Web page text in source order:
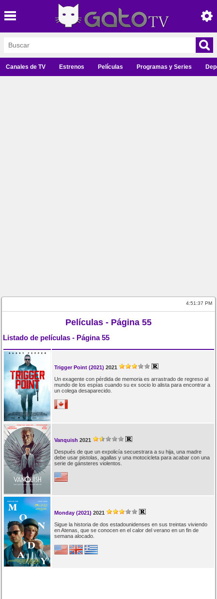
Canales de TV Estrenos Películas Programas y Series
4:51:37 PM
Películas - Página 55
Listado de películas - Página 55
Trigger Point (2021) 2021
Un exagente con pérdida de memoria es arrastrado de regreso al
mundo de los espías cuando su ex socio lo alista para encontrar a
un colega desaparecido.
Vanquish 2021
Después de que un expolicía secuestrara a su hija, una madre
debe usar pistolas, agallas y una motocicleta para acabar con una
serie de gánsteres violentos.
Monday (2021) 2021
Sigue la historia de dos estadounidenses en sus treintas viviendo
en Atenas, que se conocen en el calor del verano en un fin de
semana alocado.